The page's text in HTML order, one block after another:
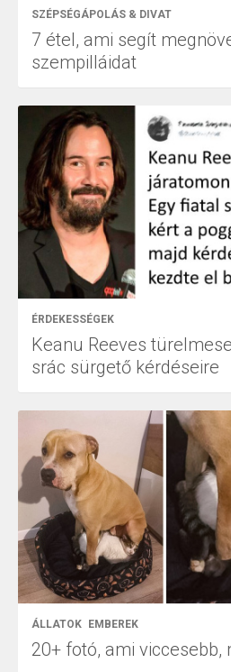
SZÉPSÉGÁPOLÁS & DIVAT
7 étel, ami segít
szempilláidat
ÉRDEKESSÉGEK
Keanu Reeves
srác sürgető kérdéseire
ÁLLATOK EMBEREK
20+ fotó, ami viccesebb,